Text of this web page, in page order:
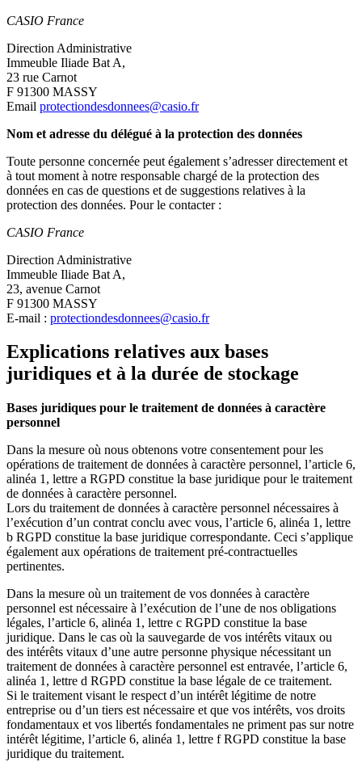
CASIO France
Direction Administrative
Immeuble Iliade Bat A,
23 rue Carnot
F 91300 MASSY
Email protectiondesdonnees@casio.fr
Nom et adresse du délégué à la protection des données
Toute personne concernée peut également s’adresser directement et
à tout moment à notre responsable chargé de la protection des
données en cas de questions et de suggestions relatives à la
protection des données. Pour le contacter :
CASIO France
Direction Administrative
Immeuble Iliade Bat A,
23, avenue Carnot
F 91300 MASSY
E-mail : protectiondesdonnees@casio.fr
Explications relatives aux bases
juridiques et à la durée de stockage
Bases juridiques pour le traitement de données à caractère
personnel
Dans la mesure où nous obtenons votre consentement pour les
opérations de traitement de données à caractère personnel, l’article 6,
alinéa 1, lettre a RGPD constitue la base juridique pour le traitement
de données à caractère personnel.
Lors du traitement de données à caractère personnel nécessaires à
l’exécution d’un contrat conclu avec vous, l’article 6, alinéa 1, lettre
b RGPD constitue la base juridique correspondante. Ceci s’applique
également aux opérations de traitement pré-contractuelles
pertinentes.
Dans la mesure où un traitement de vos données à caractère
personnel est nécessaire à l’exécution de l’une de nos obligations
légales, l’article 6, alinéa 1, lettre c RGPD constitue la base
juridique. Dans le cas où la sauvegarde de vos intérêts vitaux ou
des intérêts vitaux d’une autre personne physique nécessitant un
traitement de données à caractère personnel est entravée, l’article 6,
alinéa 1, lettre d RGPD constitue la base légale de ce traitement.
Si le traitement visant le respect d’un intérêt légitime de notre
entreprise ou d’un tiers est nécessaire et que vos intérêts, vos droits
fondamentaux et vos libertés fondamentales ne priment pas sur notre
intérêt légitime, l’article 6, alinéa 1, lettre f RGPD constitue la base
juridique du traitement.